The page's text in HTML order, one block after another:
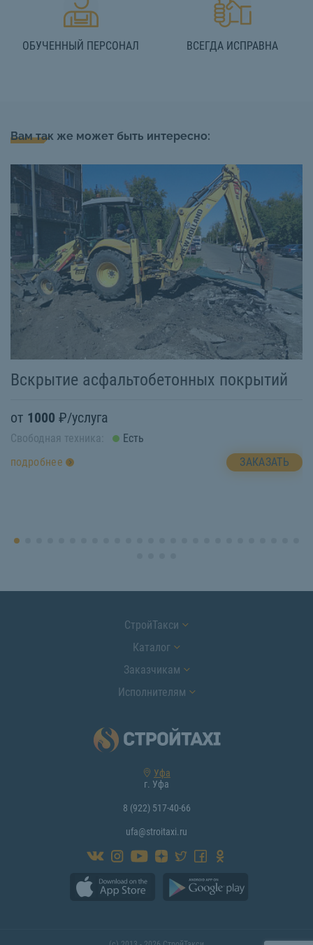
ОБУЧЕННЫЙ ПЕРСОНАЛ ВСЕГДА ИСПРАВНА
Вам так же может быть интересно:
Вскрытие асфальтобетонных покрытий
от 1000 ₽/услуга
Свободная техника:
Есть
подробнее
ЗАКАЗАТЬ
СтройТакси
Каталог
Заказчикам
Исполнителям
Уфа
г. Уфа
8 (922) 517-40-66
ufa@stroitaxi.ru